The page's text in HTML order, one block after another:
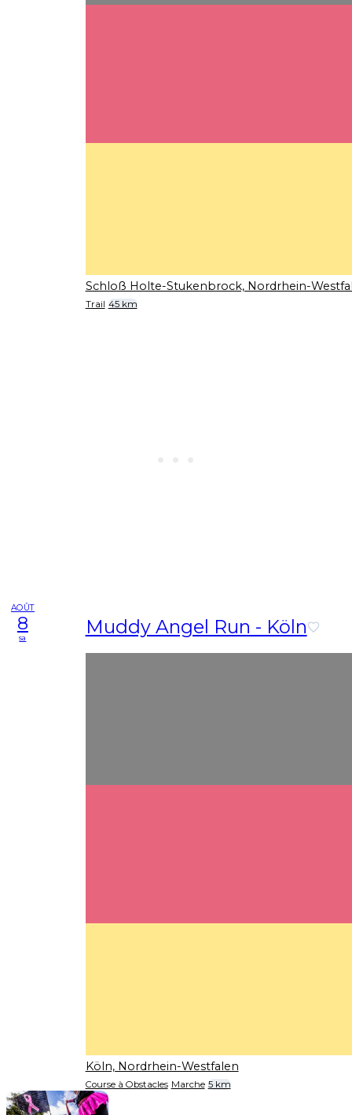
Schloß Holte-Stukenbrock, Nordrhein-
Trail 45 km
AOÛT
8
sa Muddy Angel Run - Köln
Köln, Nordrhein-Westfalen
Course à Obstacles Marche 5 km